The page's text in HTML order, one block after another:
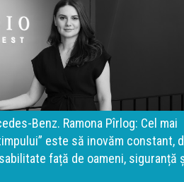
Ramona Pîrlog: Cel mai
este să inovăm constant, dar
față de oameni, siguranță și